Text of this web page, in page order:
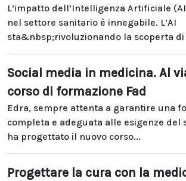
L’impatto dell’Intelligenza Artificiale
nel settore sanitario è innegabile. L’AI
sta&nbsp;rivoluzionando la scoperta di
Social media in medicina. Al
corso di formazione Fad
Edra, sempre attenta a garantire una
completa e adeguata alle esigenze del
ha progettato il nuovo corso...
Progettare la cura con la